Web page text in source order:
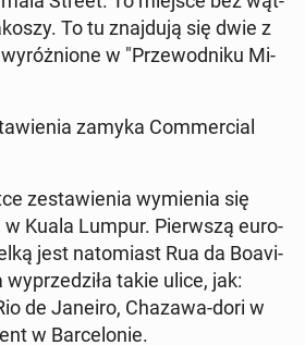
To tu znaj­du­ją się dwie z
w "Prze­wod­ni­ku Mi­
zamyka Com­mer­cial
ze­sta­wie­nia wy­mie­nia się
Kuala Lumpur. Pierw­szą eu­ro­
jest na­to­miast Rua da Bo­avi­
takie ulice, jak:
de Janeiro, Chazawa-dori w
w Bar­ce­lo­nie.